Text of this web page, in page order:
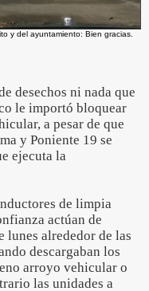
y del ayuntamiento: Bien gracias.
desechos ni nada que
le importó bloquear
a pesar de que
y Poniente 19 se
ejecuta la
de limpia
actúan de
lunes alrededor de las
descargaban los
arroyo vehicular o
las unidades a